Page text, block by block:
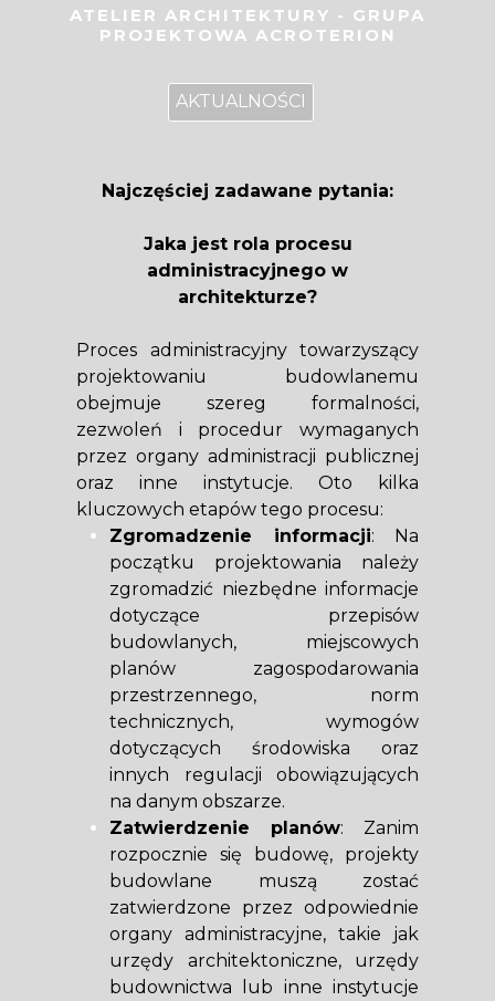
Najczęściej zadawane pytania:
Jaka jest rola procesu
administracyjnego w
architekturze?
Proces administracyjny towarzyszący
projektowaniu budowlanemu
obejmuje szereg formalności,
zezwoleń i procedur wymaganych
przez organy administracji publicznej
oraz inne instytucje. Oto kilka
kluczowych etapów tego procesu:
Zgromadzenie informacji: Na
początku projektowania należy
zgromadzić niezbędne informacje
dotyczące przepisów
budowlanych, miejscowych
planów zagospodarowania
przestrzennego, norm
technicznych, wymogów
dotyczących środowiska oraz
innych regulacji obowiązujących
na danym obszarze.
Zatwierdzenie planów: Zanim
rozpocznie się budowę, projekty
budowlane muszą zostać
zatwierdzone przez odpowiednie
organy administracyjne, takie jak
urzędy architektoniczne, urzędy
budownictwa lub inne instytucje
AKTUALNOŚCI
ATELIER ARCHITEKTURY - GRUPA
PROJEKTOWA ACROTERION